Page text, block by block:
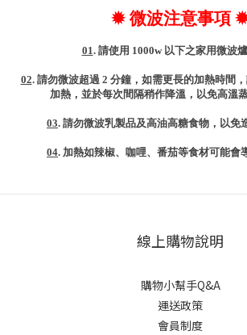
✹ 微波注意事項
01. 請使用 1000w 以下之家用微波爐
02. 請勿微波超過 2 分鐘，如需更長的加熱時間
加熱，並於每次間隔稍作降溫，以免高溫蒸
03. 請勿微波乳製品及高油高糖食物，以免
04. 加熱如辣椒、咖哩、番茄等食材可能會
線上購物說明
購物小幫手Q&A
運送政策
會員制度